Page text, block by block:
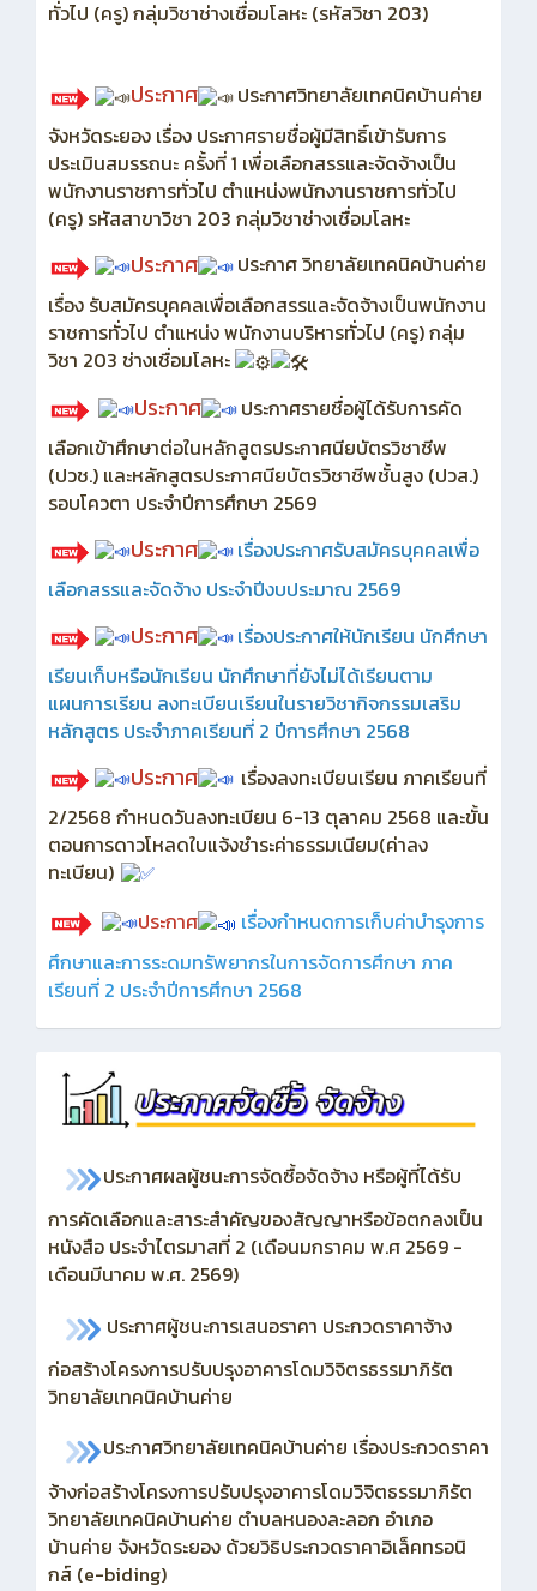
ทั่วไป (ครู) กลุ่มวิชาช่างเชื่อมโลหะ (รหัสวิชา 203)
ประกาศ
ประกาศวิทยาลัยเทคนิคบ้านค่าย
จังหวัดระยอง เรื่อง ประกาศรายชื่อผู้มีสิทธิ์เข้ารับการ
ประเมินสมรรถนะ ครั้งที่ 1 เพื่อเลือกสรรและจัดจ้างเป็น
พนักงานราชการทั่วไป ตำแหน่งพนักงานราชการทั่วไป
(ครู) รหัสสาขาวิชา 203 กลุ่มวิชาช่างเชื่อมโลหะ
ประกาศ
ประกาศ วิทยาลัยเทคนิคบ้านค่าย
เรื่อง รับสมัครบุคคลเพื่อเลือกสรรและจัดจ้างเป็นพนักงาน
ราชการทั่วไป ตำแหน่ง พนักงานบริหารทั่วไป (ครู) กลุ่ม
วิชา 203 ช่างเชื่อมโลหะ
ประกาศ
ประกาศรายชื่อผู้ได้รับการคัด
เลือกเข้าศึกษาต่อในหลักสูตรประกาศนียบัตรวิชาชีพ
(ปวช.) และหลักสูตรประกาศนียบัตรวิชาชีพชั้นสูง (ปวส.)
รอบโควตา ประจำปีการศึกษา 2569
ประกาศ เรื่องประกาศรับสมัครบุคคลเพื่อ
เลือกสรรและจัดจ้าง ประจำปีงบประมาณ 2569
ประกาศ
เรื่องประกาศให้นักเรียน นักศึกษา
เรียนเก็บหรือนักเรียน นักศึกษาที่ยังไม่ได้เรียนตาม
แผนการเรียน ลงทะเบียนเรียนในรายวิชากิจกรรมเสริม
หลักสูตร ประจำภาคเรียนที่ 2 ปีการศึกษา 2568
ประกาศ
เรื่องลงทะเบียนเรียน ภาคเรียนที่
2/2568 กำหนดวันลงทะเบียน 6-13 ตุลาคม 2568 และขั้น
ตอนการดาวโหลดใบแจ้งชำระค่าธรรมเนียม(ค่าลง
ทะเบียน)
ประกาศ
เรื่องกำหนดการเก็บค่าบำรุงการ
ศึกษาและการระดมทรัพยากรในการจัดการศึกษา ภาค
เรียนที่ 2 ประจำปีการศึกษา 2568
ประกาศผลผู้ชนะการจัดซื้อจัดจ้าง หรือผู้ที่ได้รับ
การคัดเลือกและสาระสำคัญของสัญญาหรือข้อตกลงเป็น
หนังสือ ประจำไตรมาสที่ 2 (เดือนมกราคม พ.ศ 2569 -
เดือนมีนาคม พ.ศ. 2569)
ประกาศผู้ชนะการเสนอราคา ประกวดราคาจ้าง
ก่อสร้างโครงการปรับปรุงอาคารโดมวิจิตรธรรมาภิรัต
วิทยาลัยเทคนิคบ้านค่าย
ประกาศวิทยาลัยเทคนิคบ้านค่าย เรื่องประกวดราคา
จ้างก่อสร้างโครงการปรับปรุงอาคารโดมวิจิตธรรมาภิรัต
วิทยาลัยเทคนิคบ้านค่าย ตำบลหนองละลอก อำเภอ
บ้านค่าย จังหวัดระยอง ด้วยวิธิประกวดราคาอิเล็คทรอนิ
กส์ (e-biding)